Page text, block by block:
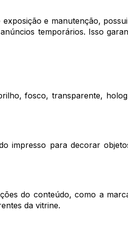
e manutenção,
temporários. Isso
fosco, transparente,
impresso para decorar
do conteúdo, como a
da vitrine.